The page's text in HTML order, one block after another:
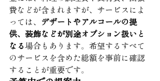
費などが含まれますが、サービスによ
っては、 デザートやアルコールの提
供、装飾などが別途オプション扱いと
なる場合もあります。希望するすべて
のサービスを含めた総額を事前に確認
することが重要です。